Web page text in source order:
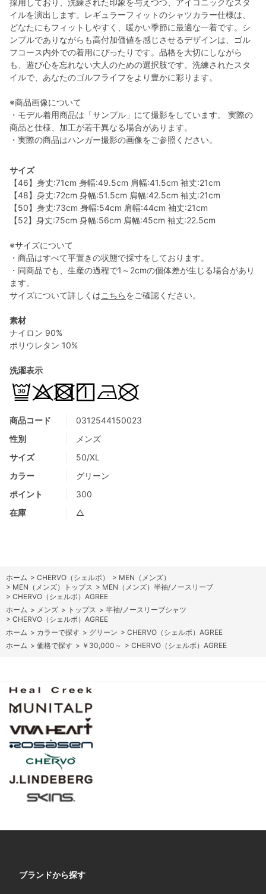
商品コード
0312544150023
性別
メンズ
サイズ
50/XL
カラー
グリーン
ポイント
300
在庫
△
イルを演出します。レギュラーフィットのシャツカラー仕様は、
どなたにもフィットしやすく、暖かい季節に最適な一着です。シ
ンプルでありながらも高付加価値を感じさせるデザインは、ゴル
フコース内外での着用にぴったりです。品格を大切にしながら
も、遊び心を忘れない大人のための選択肢です。洗練されたスタ
イルで、あなたのゴルフライフをより豊かに彩ります。
※商品画像について
・モデル着用商品は「サンプル」にて撮影をしています。 実際の
商品と仕様、加工が若干異なる場合があります。
・実際の商品はハンガー撮影の画像をご参照ください。
サイズ
【46】身丈:71cm 身幅:49.5cm 肩幅:41.5cm 袖丈:21cm
【48】身丈:72cm 身幅:51.5cm 肩幅:42.5cm 袖丈:21cm
【50】身丈:73cm 身幅:54cm 肩幅:44cm 袖丈:21cm
【52】身丈:75cm 身幅:56cm 肩幅:45cm 袖丈:22.5cm
※サイズについて
・商品はすべて平置きの状態で採寸をしております。
・同商品でも、生産の過程で1～2cmの個体差が生じる場合があり
ます。
サイズについて詳しくはこちらをご確認ください。
素材
ナイロン 90%
ポリウレタン 10%
洗濯表示
ホーム > CHERVO（シェルボ） > MEN（メンズ）
> MEN（メンズ）トップス > MEN（メンズ）半袖/ノースリーブ
> CHERVO（シェルボ）AGREE
ホーム > メンズ > トップス > 半袖/ノースリーブシャツ
> CHERVO（シェルボ）AGREE
ホーム > カラーで探す > グリーン > CHERVO（シェルボ）AGREE
ホーム > 価格で探す > ￥30,000～ > CHERVO（シェルボ）AGREE
ブランドから探す